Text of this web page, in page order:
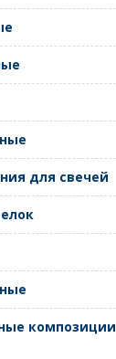
для свечей
композиции